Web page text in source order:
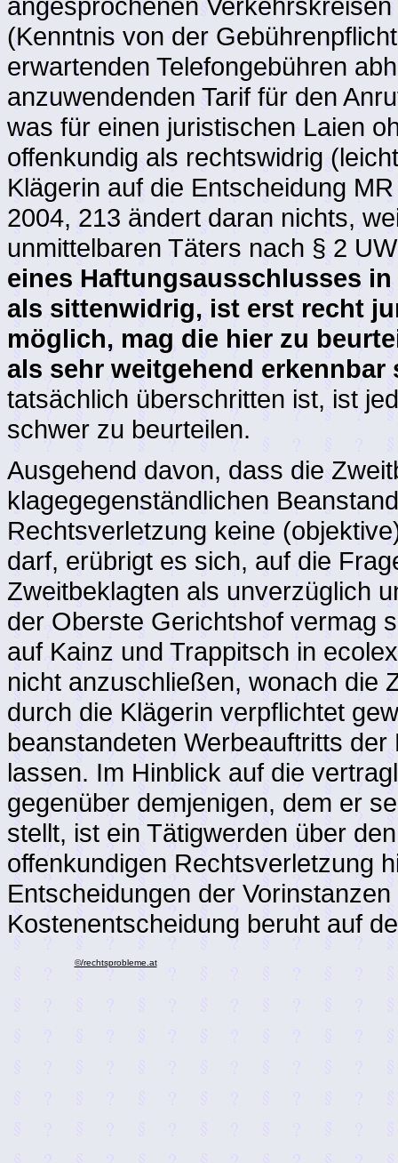
(Kenntnis von der
erwartenden Telefongebühren
anzuwendenden Tarif für den
was für einen juristischen Laien
offenkundig als rechtswidrig
Klägerin auf die Entscheidung
2004, 213 ändert daran nichts,
unmittelbaren Täters nach § 2
eines Haftungsausschlusses
als sittenwidrig, ist erst recht
möglich, mag die hier zu
als sehr weitgehend erkennbar
tatsächlich überschritten ist, ist
schwer zu beurteilen.
Ausgehend davon, dass die
klagegegenständlichen
Rechtsverletzung keine
darf, erübrigt es sich, auf die
Zweitbeklagten als unverzüglich
der Oberste Gerichtshof vermag
auf Kainz und Trappitsch in
nicht anzuschließen, wonach die
durch die Klägerin verpflichtet
beanstandeten Werbeauftritts
lassen. Im Hinblick auf die
gegenüber demjenigen, dem er
stellt, ist ein Tätigwerden über
offenkundigen Rechtsverletzung
Entscheidungen der
Kostenentscheidung beruht auf
©/rechtsprobleme.at